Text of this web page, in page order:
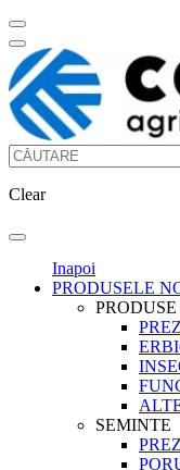
Clear
Inapoi
PRODUSELE
SEMINTE